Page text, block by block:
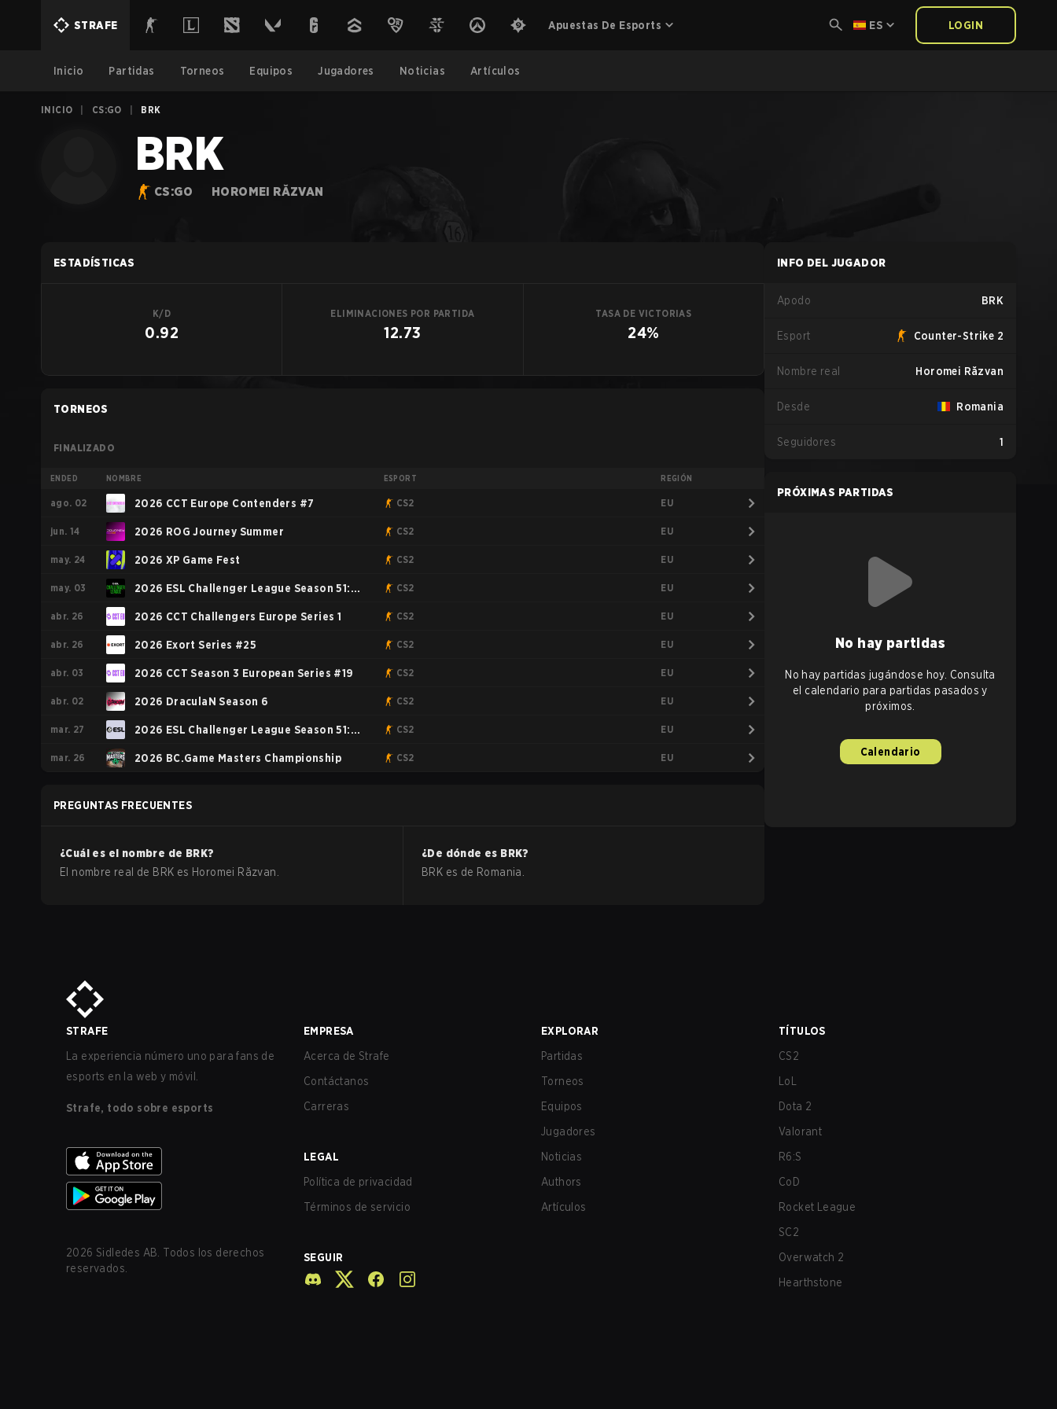
STRAFE Apuestas De Esports ES LOGIN
Inicio Partidas Torneos Equipos Jugadores Noticias Artículos
INICIO CS:GO BRK
BRK
CS:GO HOROMEI RĂZVAN
ESTADÍSTICAS
K/D
0.92
ELIMINACIONES POR PARTIDA
12.73
TASA DE VICTORIAS
24%
TORNEOS
FINALIZADO
ENDED NOMBRE ESPORT REGIÓN
ago. 02 2026 CCT Europe Contenders #7 CS2 EU
jun. 14 2026 ROG Journey Summer CS2 EU
may. 24 2026 XP Game Fest CS2 EU
may. 03 2026 ESL Challenger League Season 51:
Europe - Cup #4
CS2 EU
abr. 26 2026 CCT Challengers Europe Series 1 CS2 EU
abr. 26 2026 Exort Series #25 CS2 EU
abr. 03 2026 CCT Season 3 European Series #19 CS2 EU
abr. 02 2026 DraculaN Season 6 CS2 EU
mar. 27 2026 ESL Challenger League Season 51:
Europe - Cup #2
CS2 EU
mar. 26 2026 BC.Game Masters Championship CS2 EU
PREGUNTAS FRECUENTES
¿Cuál es el nombre de BRK?
El nombre real de BRK es Horomei Răzvan
¿De dónde es BRK?
BRK es de Romania
INFO DEL JUGADOR
Apodo BRK
Esport Counter-Strike 2
Nombre real Horomei Răzvan
Desde Romania
Seguidores 1
PRÓXIMAS PARTIDAS
No hay partidas
No hay partidas jugándose hoy. Consulta
el calendario para partidas pasados y
próximos.
Calendario
STRAFE
La experiencia número uno para fans de
esports en la web y móvil.
Strafe, todo sobre esports
2026 Sidledes AB. Todos los derechos
reservados.
EMPRESA
Acerca de Strafe
Contáctanos
Carreras
LEGAL
Política de privacidad
Términos de servicio
SEGUIR
EXPLORAR
Partidas
Torneos
Equipos
Jugadores
Noticias
Authors
Artículos
TÍTULOS
CS2
LoL
Dota 2
Valorant
R6:S
CoD
Rocket League
SC2
Overwatch 2
Hearthstone